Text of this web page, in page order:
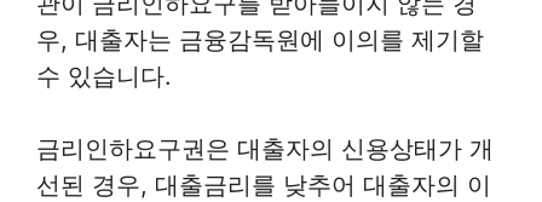
우, 대출자는 금융감독원에 이의를 제기할
수 있습니다.
금리인하요구권은 대출자의 신용상태가 개
선된 경우, 대출금리를 낮추어 대출자의 이